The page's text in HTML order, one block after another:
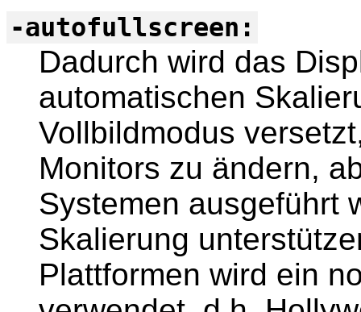
-autofullscreen:
Dadurch wird das
automatischen
Vollbildmodus
Monitors zu ändern,
Systemen ausgeführt
Skalierung
Plattformen wird ein